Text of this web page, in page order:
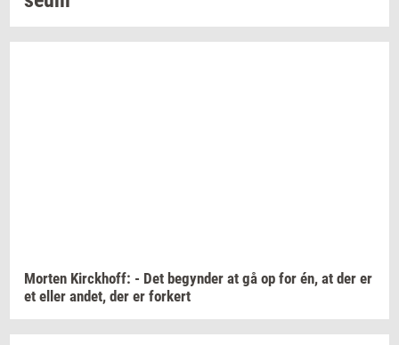
Mor­ten Kirck­hoff: - Det be­gyn­der at gå op for én, at der er
et eller andet, der er for­kert